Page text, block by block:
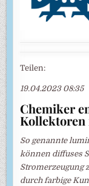
Teilen:
19.04.2023 08:35
Chemiker
Kollektoren
So genannte
können diffuses
Stromerzeugung
durch farbige